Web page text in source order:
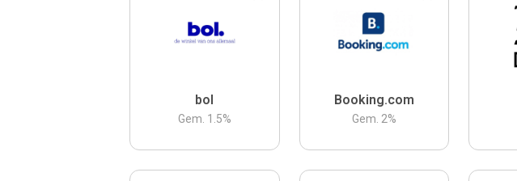
bol
Gem. 1.5%
Booking.com
Gem. 2%